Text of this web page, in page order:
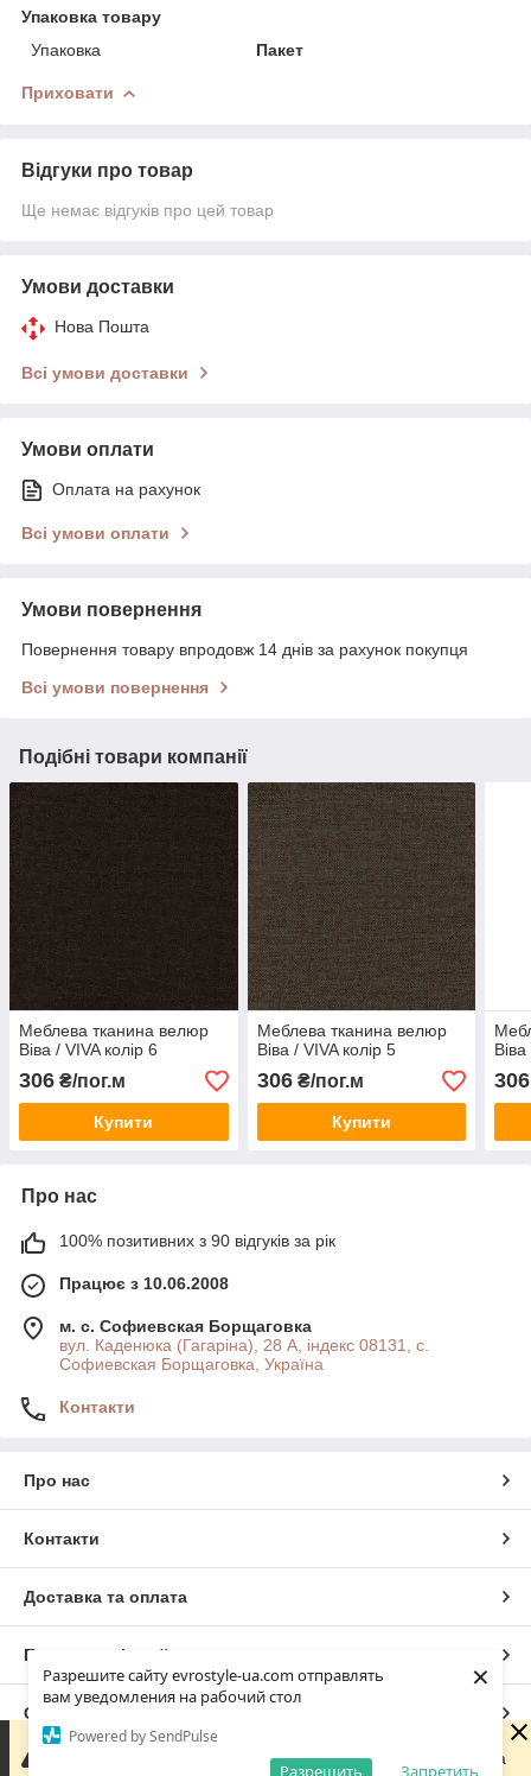
Разрешите сайту evrostyle-ua.com отправлять
вам уведомления на рабочий стол
Powered by SendPulse
Запретить
Разрешить
×
Упаковка товару
Упаковка
Пакет
Приховати
Відгуки про товар
Ще немає відгуків про цей товар
Умови доставки
Нова Пошта
Всі умови доставки
Умови оплати
Оплата на рахунок
Всі умови оплати
Умови повернення
Повернення товару впродовж 14 днів за рахунок покупця
Всі умови повернення
Подібні товари компанії
Меблева тканина велюр
Віва / VIVA колір 6
306 ₴/пог.м
Купити
Меблева тканина велюр
Віва / VIVA колір 5
306₴/пог.м
Купити
306
Про нас
100% позитивних з 90 відгуків за рік
Працює з 10.06.2008
м. с. Софиевская Борщаговка
вул. Каденюка (Гагаріна), 28 А, індекс 08131, с.
Софиевская Борщаговка, Україна
Контакти
Про нас
Контакти
Доставка та оплата
Повна версія сайту
Сайт створено на маркетплейсі
Політика конфіденційності
Шановні покупці! Ми працюємо виключно онлайн —
фізичного магазину немає. Оформлюйте замовлення на